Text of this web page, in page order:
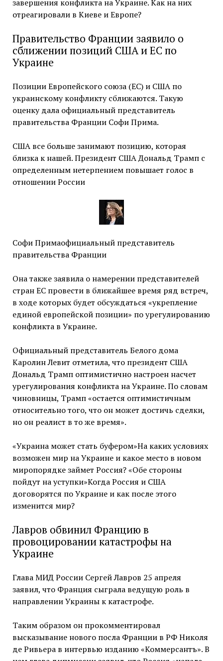
завершения конфликта на Украине. Как на них
отреагировали в Киеве и Европе?
Правительство Франции заявило о
сближении позиций США и ЕС по
Украине
Позиции Европейского союза (ЕС) и США по
украинскому конфликту сближаются. Такую
оценку дала официальный представитель
правительства Франции Софи Прима.
США все больше занимают позицию, которая
близка к нашей. Президент США Дональд Трамп с
определенным нетерпением повышает голос в
отношении России
Софи Примаофициальный представитель
правительства Франции
Она также заявила о намерении представителей
стран ЕС провести в ближайшее время ряд встреч,
в ходе которых будет обсуждаться «укрепление
единой европейской позиции» по урегулированию
конфликта в Украине.
Официальный представитель Белого дома
Каролин Левит отметила, что президент США
Дональд Трамп оптимистично настроен насчет
урегулирования конфликта на Украине. По словам
чиновницы, Трамп «остается оптимистичным
относительно того, что он может достичь сделки,
но он реалист в то же время».
«Украина может стать буфером»На каких условиях
возможен мир на Украине и какое место в новом
миропорядке займет Россия? «Обе стороны
пойдут на уступки»Когда Россия и США
договорятся по Украине и как после этого
изменится мир?
Лавров обвинил Францию в
провоцировании катастрофы на
Украине
Глава МИД России Сергей Лавров 25 апреля
заявил, что Франция сыграла ведущую роль в
направлении Украины к катастрофе.
Таким образом он прокомментировал
высказывание нового посла Франции в РФ Николя
де Ривьера в интервью изданию «Коммерсантъ». В